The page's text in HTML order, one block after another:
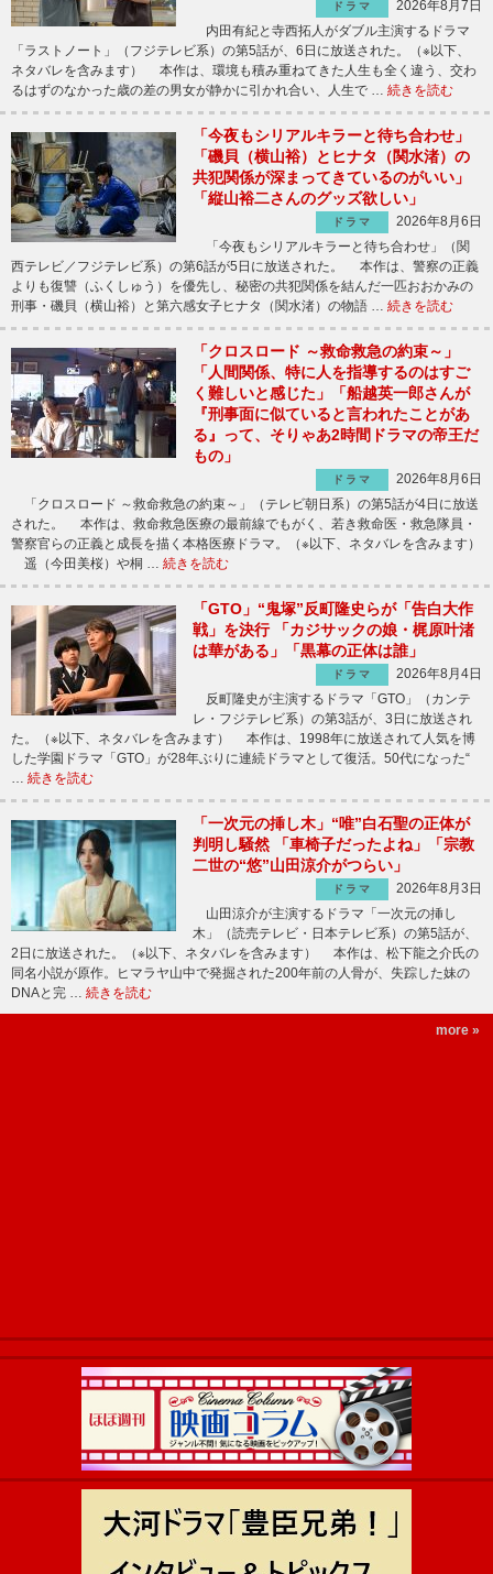
ドラマ
2026年8月7日
内田有紀と寺西拓人がダブル主演するドラマ
「ラストノート」（フジテレビ系）の第5話が、6日に放送された。（※以下、
ネタバレを含みます） 本作は、環境も積み重ねてきた人生も全く違う、交わ
るはずのなかった歳の差の男女が静かに引かれ合い、人生で … 続きを読む
「今夜もシリアルキラーと待ち合わせ」
「磯貝（横山裕）とヒナタ（関水渚）の
共犯関係が深まってきているのがいい」
「縦山裕二さんのグッズ欲しい」
ドラマ
2026年8月6日
「今夜もシリアルキラーと待ち合わせ」（関
西テレビ／フジテレビ系）の第6話が5日に放送された。 本作は、警察の正義
よりも復讐（ふくしゅう）を優先し、秘密の共犯関係を結んだ一匹おおかみの
刑事・磯貝（横山裕）と第六感女子ヒナタ（関水渚）の物語 … 続きを読む
「クロスロード ～救命救急の約束～」
「人間関係、特に人を指導するのはすご
く難しいと感じた」「船越英一郎さんが
『刑事面に似ていると言われたことがあ
る』って、そりゃあ2時間ドラマの帝王だ
もの」
ドラマ
2026年8月6日
「クロスロード ～救命救急の約束～」（テレビ朝日系）の第5話が4日に放送
された。 本作は、救命救急医療の最前線でもがく、若き救命医・救急隊員・
警察官らの正義と成長を描く本格医療ドラマ。（※以下、ネタバレを含みます）
遥（今田美桜）や桐 … 続きを読む
「GTO」“鬼塚”反町隆史らが「告白大作
戦」を決行 「カジサックの娘・梶原叶渚
は華がある」「黒幕の正体は誰」
ドラマ
2026年8月4日
反町隆史が主演するドラマ「GTO」（カンテ
レ・フジテレビ系）の第3話が、3日に放送され
た。（※以下、ネタバレを含みます） 本作は、1998年に放送されて人気を博
した学園ドラマ「GTO」が28年ぶりに連続ドラマとして復活。50代になった“
… 続きを読む
「一次元の挿し木」“唯”白石聖の正体が
判明し騒然 「車椅子だったよね」「宗教
二世の“悠”山田涼介がつらい」
ドラマ
2026年8月3日
山田涼介が主演するドラマ「一次元の挿し
木」（読売テレビ・日本テレビ系）の第5話が、
2日に放送された。（※以下、ネタバレを含みます） 本作は、松下龍之介氏の
同名小説が原作。ヒマラヤ山中で発掘された200年前の人骨が、失踪した妹の
DNAと完 … 続きを読む
more »